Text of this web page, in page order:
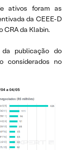
ativos foram as
da CEEE-D
CRA da Klabin.
publicação do
considerados no